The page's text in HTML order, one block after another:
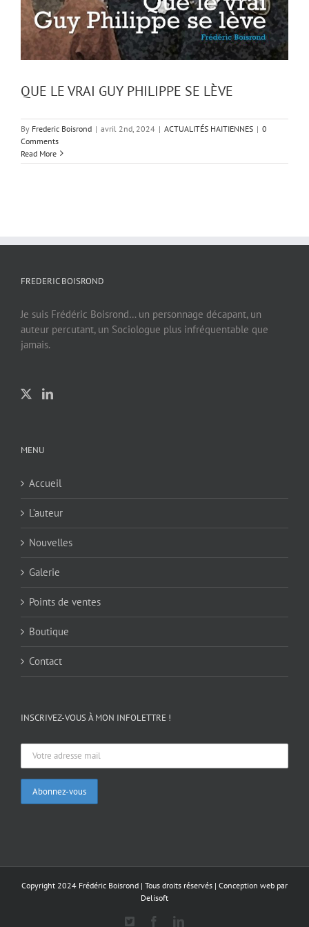
QUE LE VRAI GUY PHILIPPE SE LÈVE
By Frederic Boisrond | avril 2nd, 2024 | ACTUALITÉS HAITIENNES | 0
Comments
Read More
FREDERIC BOISROND
Je suis Frédéric Boisrond… un personnage décapant, un
auteur percutant, un Sociologue plus infréquentable que
jamais.
MENU
Accueil
L’auteur
Nouvelles
Galerie
Points de ventes
Boutique
Contact
INSCRIVEZ-VOUS À MON INFOLETTRE !
Copyright 2024 Frédéric Boisrond | Tous droits réservés | Conception web par
Delisoft
FacebookLinkedIn